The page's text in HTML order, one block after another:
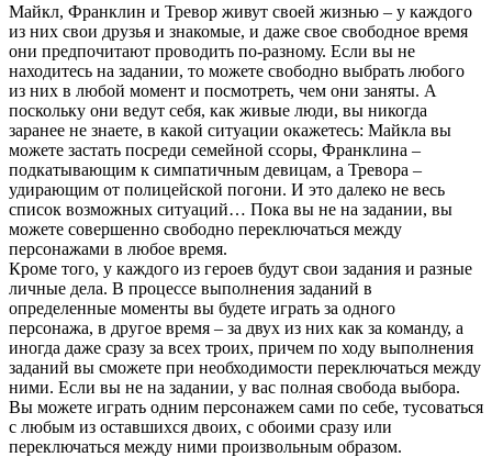
Майкл, Франклин и Тревор живут своей жизнью – у каждого
из них свои друзья и знакомые, и даже свое свободное время
они предпочитают проводить по-разному. Если вы не
находитесь на задании, то можете свободно выбрать любого
из них в любой момент и посмотреть, чем они заняты. А
поскольку они ведут себя, как живые люди, вы никогда
заранее не знаете, в какой ситуации окажетесь: Майкла вы
можете застать посреди семейной ссоры, Франклина –
подкатывающим к симпатичным девицам, а Тревора –
удирающим от полицейской погони. И это далеко не весь
список возможных ситуаций… Пока вы не на задании, вы
можете совершенно свободно переключаться между
персонажами в любое время.
Кроме того, у каждого из героев будут свои задания и разные
личные дела. В процессе выполнения заданий в
определенные моменты вы будете играть за одного
персонажа, в другое время – за двух из них как за команду, а
иногда даже сразу за всех троих, причем по ходу выполнения
заданий вы сможете при необходимости переключаться между
ними. Если вы не на задании, у вас полная свобода выбора.
Вы можете играть одним персонажем сами по себе, тусоваться
с любым из оставшихся двоих, с обоими сразу или
переключаться между ними произвольным образом.